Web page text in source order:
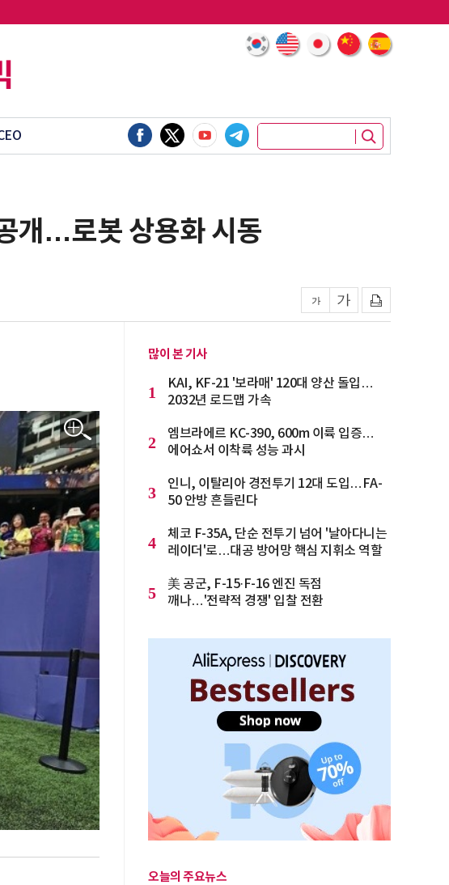
개…로봇 상용화 시동
많이 본 기사
1
KAI, KF-21 '보라매' 120대 양산 돌입…
2032년 로드맵 가속
2
엠브라에르 KC-390, 600m 이륙 입증…
에어쇼서 이착륙 성능 과시
3
인니, 이탈리아 경전투기 12대 도입…FA-
50 안방 흔들린다
4
체코 F-35A, 단순 전투기 넘어 '날아다니는
레이더'로…대공 방어망 핵심 지휘소 역할
5
美 공군, F-15·F-16 엔진 독점
깨나…'전략적 경쟁' 입찰 전환
오늘의 주요뉴스